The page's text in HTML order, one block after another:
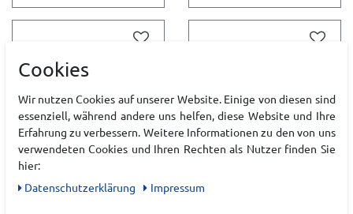
ADIDAS DROPSET 4
ADIDAS DROPSET 4
Cookies
Wir nutzen Cookies auf unserer Website. Einige von diesen sind
essenziell, während andere uns helfen, diese Website und Ihre
Erfahrung zu verbessern. Weitere Informationen zu den von uns
verwendeten Cookies und Ihren Rechten als Nutzer finden Sie
hier:
Daten­schutz­erklärung
Impressum